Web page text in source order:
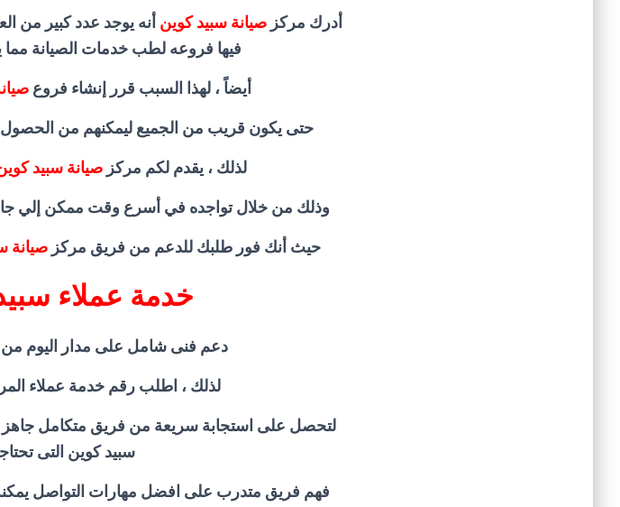
أدرك مركز صيانة سبيد كوين أنه يوجد عدد كبير من
فيها فروعه لطب خدمات الصيانة مما
أيضاً ، لهذا السبب قرر إنشاء فروع
حتى يكون قريب من الجميع ليمكنهم من
لذلك ، يقدم لكم مركزصيانة سبيد
وذلك من خلال تواجده في أسرع وقت ممكن إلي
حيث أنك فور طلبك للدعم من فريق مركز صيانة
خدمة عملاء
دعم فنى شامل على مدار اليوم
لذلك ، اطلب رقم خدمة عملاء
لتحصل على استجابة سريعة من فريق متكامل
سبيد كوين التى
فهم فريق متدرب على افضل مهارات التواصل يمكنه